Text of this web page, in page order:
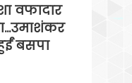
वफादार
बसपा